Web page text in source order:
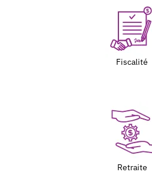
Fiscalité
Retraite